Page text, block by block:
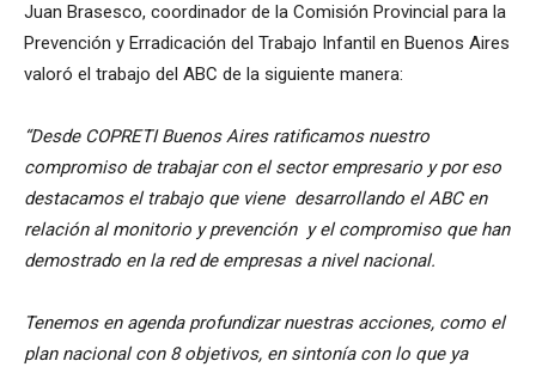
Juan Brasesco, coordinador de la Comisión Provincial para la
Prevención y Erradicación del Trabajo Infantil en Buenos Aires
valoró el trabajo del ABC de la siguiente manera:
“Desde COPRETI Buenos Aires ratificamos nuestro
compromiso de trabajar con el sector empresario y por eso
destacamos el trabajo que viene desarrollando el ABC en
relación al monitorio y prevención y el compromiso que han
demostrado en la red de empresas a nivel nacional.
Tenemos en agenda profundizar nuestras acciones, como el
plan nacional con 8 objetivos, en sintonía con lo que ya